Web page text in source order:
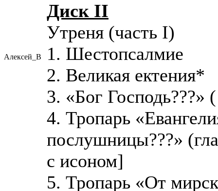
Алексей_В
Диск II
Утреня (часть I)
1. Шестопсалмие
2. Великая ектения*
3. «Бог Господь???»
4. Тропарь
послушницы???»
с исоном]
5. Тропарь «От